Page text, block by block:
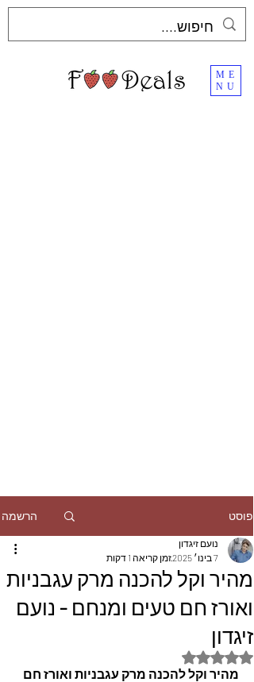
ME
NU
פוסט הרשמה
מהיר וקל להכנה מרק עגבניות
ואורז חם טעים ומנחם - נועם
זיגדון
נועם זיגדון
7 בינו׳ 2025
זמן קריאה 1 דקות
דירוג של NaN מתוך 5 כוכבים
מהיר וקל להכנה מרק עגבניות ואורז חם